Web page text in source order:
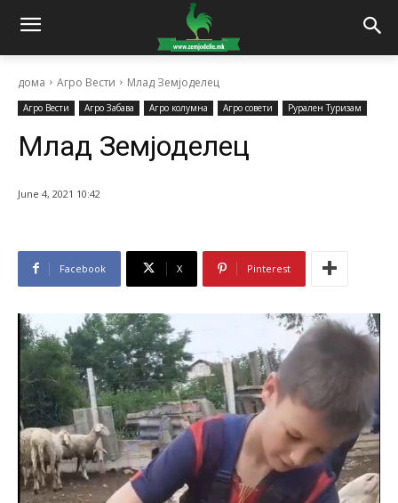
дома Агро Вести Млад Земјоделец
Агро Вести Агро Забава Агро колумна Агро совети Рурален Туризам
Млад Земјоделец
June 4, 2021 10:42
Facebook X Pinterest